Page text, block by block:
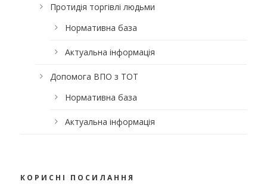
Протидія торгівлі людьми
Нормативна база
Актуальна інформація
Допомога ВПО з ТОТ
Нормативна база
Актуальна інформація
КОРИСНІ ПОСИЛАННЯ